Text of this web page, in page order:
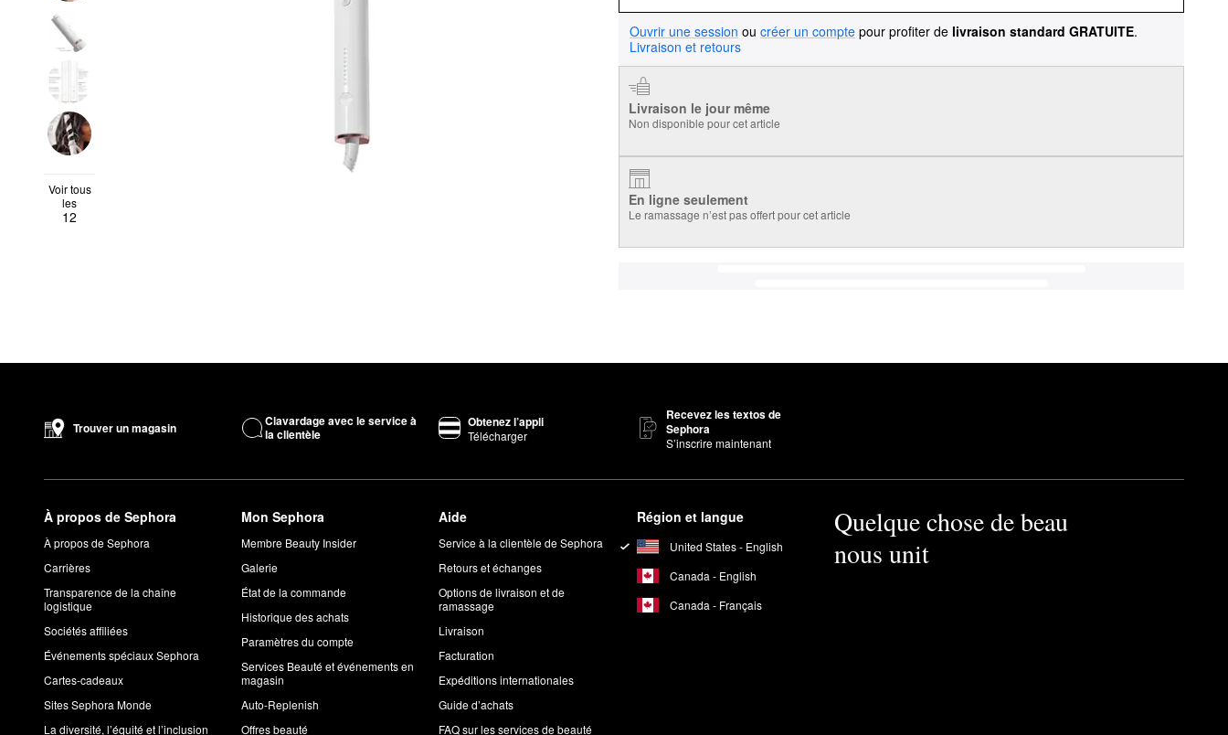
Voir tous
les
12
Ouvrir une session ou créer un compte pour profiter de livraison standard GRATUITE.
Livraison et retours
Livraison le jour même
Non disponible pour cet article
En ligne seulement
Le ramassage n’est pas offert pour cet article
Trouver un magasin
Clavardage avec le service à
la clientèle
Obtenez l’appli
Télécharger
Recevez les textos de
Sephora
S’inscrire maintenant
À propos de Sephora
À propos de Sephora
Carrières
Transparence de la chaîne
logistique
Sociétés affiliées
Événements spéciaux Sephora
Cartes-cadeaux
Sites Sephora Monde
La diversité, l’équité et l’inclusion
Mon Sephora
Membre Beauty Insider
Galerie
État de la commande
Historique des achats
Paramètres du compte
Services Beauté et événements en
magasin
Auto-Replenish
Offres beauté
Aide
Service à la clientèle de Sephora
Retours et échanges
Options de livraison et de
ramassage
Livraison
Facturation
Expéditions internationales
Guide d’achats
FAQ sur les services de beauté
Région et langue
United States - English
Canada - English
Canada - Français
Quelque chose de beau
nous unit